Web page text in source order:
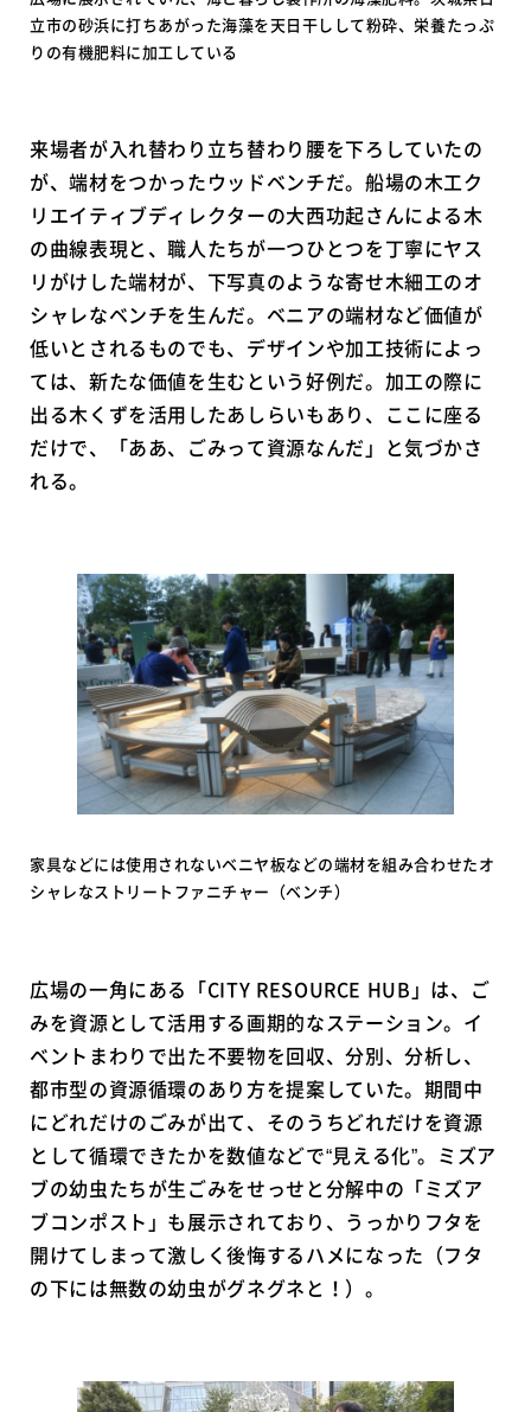
立市の砂浜に打ちあがった海藻を天日干しして粉砕、栄養たっぷ
りの有機肥料に加工している
来場者が入れ替わり立ち替わり腰を下ろしていたの
が、端材をつかったウッドベンチだ。船場の木工ク
リエイティブディレクターの大西功起さんによる木
の曲線表現と、職人たちが一つひとつを丁寧にヤス
リがけした端材が、下写真のような寄せ木細工のオ
シャレなベンチを生んだ。ベニアの端材など価値が
低いとされるものでも、デザインや加工技術によっ
ては、新たな価値を生むという好例だ。加工の際に
出る木くずを活用したあしらいもあり、ここに座る
だけで、「ああ、ごみって資源なんだ」と気づかさ
れる。
家具などには使用されないベニヤ板などの端材を組み合わせたオ
シャレなストリートファニチャー（ベンチ）
広場の一角にある「CITY RESOURCE HUB」は、ご
みを資源として活用する画期的なステーション。イ
ベントまわりで出た不要物を回収、分別、分析し、
都市型の資源循環のあり方を提案していた。期間中
にどれだけのごみが出て、そのうちどれだけを資源
として循環できたかを数値などで“見える化”。ミズア
ブの幼虫たちが生ごみをせっせと分解中の「ミズア
ブコンポスト」も展示されており、うっかりフタを
開けてしまって激しく後悔するハメになった（フタ
の下には無数の幼虫がグネグネと！）。